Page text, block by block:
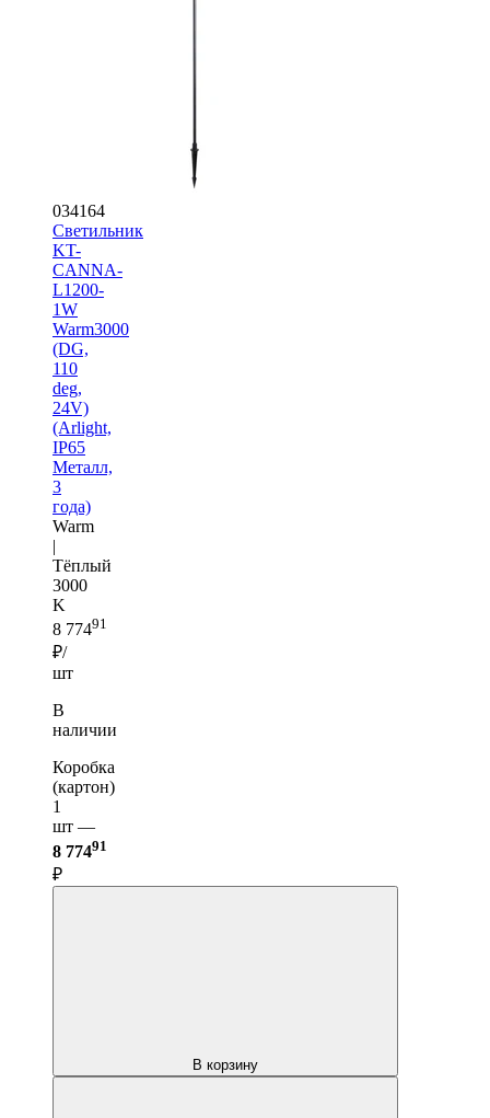
034164
Светильник
KT-
CANNA-
L1200-
1W
Warm3000
(DG,
110
deg,
24V)
(Arlight,
IP65
Металл,
3
года)
Warm
|
Тёплый
3000
K
8 77491
₽/
шт
В
наличии
Коробка
(картон)
1
шт —
8 77491
₽
В корзину